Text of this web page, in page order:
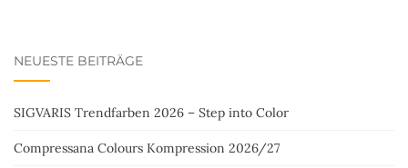
NEUESTE BEITRÄGE
SIGVARIS Trendfarben 2026 – Step into Color
Compressana Colours Kompression 2026/27